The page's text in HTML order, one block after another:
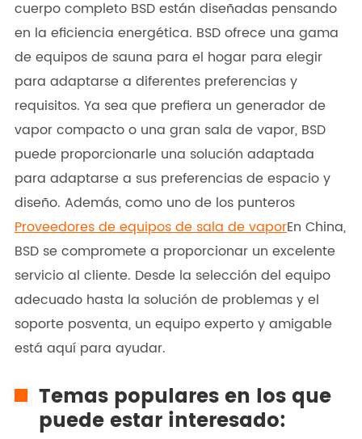
cuerpo completo BSD están diseñadas pensando
en la eficiencia energética. BSD ofrece una gama
de equipos de sauna para el hogar para elegir
para adaptarse a diferentes preferencias y
requisitos. Ya sea que prefiera un generador de
vapor compacto o una gran sala de vapor, BSD
puede proporcionarle una solución adaptada
para adaptarse a sus preferencias de espacio y
diseño. Además, como uno de los punteros
Proveedores de equipos de sala de vaporEn China,
BSD se compromete a proporcionar un excelente
servicio al cliente. Desde la selección del equipo
adecuado hasta la solución de problemas y el
soporte posventa, un equipo experto y amigable
está aquí para ayudar.
Temas populares en los que
puede estar interesado: